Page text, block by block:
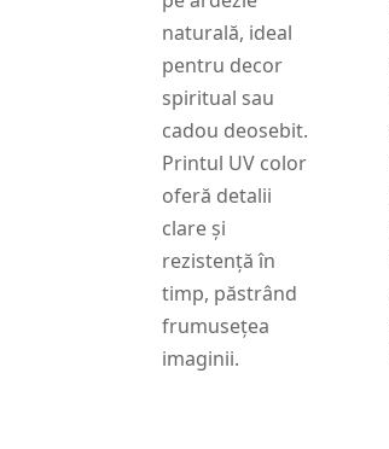
naturală, ideal
pentru decor
spiritual sau
cadou deosebit.
Printul UV color
oferă detalii
clare și
rezistență în
timp, păstrând
frumusețea
imaginii.